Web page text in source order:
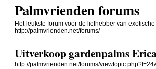
Palmvrienden forums
Het leukste forum voor de liefhebber van
http://palmvrienden.net/forums/
Uitverkoop gardenpalms
http://palmvrienden.net/forums/